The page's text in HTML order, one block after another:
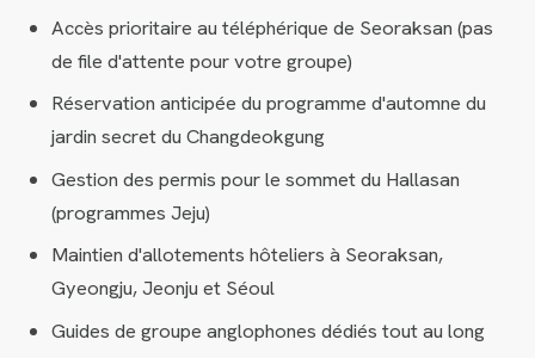
Accès prioritaire au téléphérique de Seoraksan (pas
de file d'attente pour votre groupe)
Réservation anticipée du programme d'automne du
jardin secret du Changdeokgung
Gestion des permis pour le sommet du Hallasan
(programmes Jeju)
Maintien d'allotements hôteliers à Seoraksan,
Gyeongju, Jeonju et Séoul
Guides de groupe anglophones dédiés tout au long